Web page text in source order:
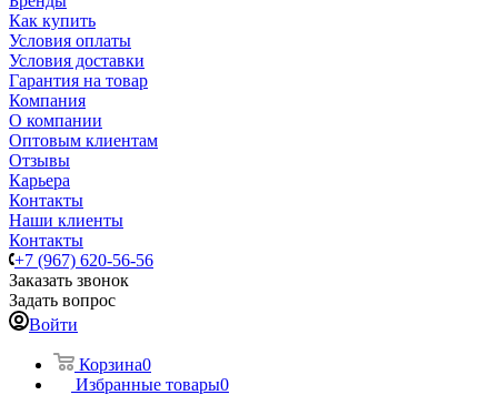
Как купить
Условия оплаты
Условия доставки
Гарантия на товар
Компания
О компании
Оптовым клиентам
Отзывы
Карьера
Контакты
Наши клиенты
Контакты
+7 (967) 620-56-56
Заказать звонок
Задать вопрос
Войти
Корзина0
Избранные товары0